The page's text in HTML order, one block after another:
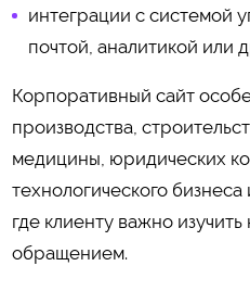
интеграции с системой
почтой, аналитикой или
Корпоративный сайт
производства,
медицины, юридических
технологического
где клиенту важно
обращением.